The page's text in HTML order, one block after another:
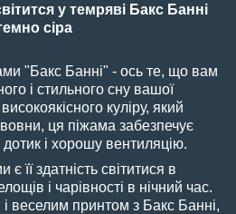
у темряві Бакс Банні
сіра
"Бакс Банні" - ось те, що вам
і стильного сну вашої
куліру, який
ця піжама забезпечує
дотик і хорошу вентиляцію.
її здатність світитися в
і чарівності в нічний час.
веселим принтом з Бакс Банні,